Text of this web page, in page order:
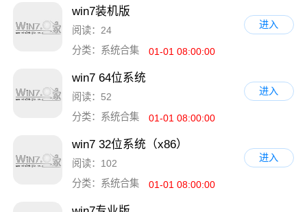
win7装机版
阅读：24
分类：系统合集
01-01 08:00:00
进入
win7 64位系统
阅读：52
分类：系统合集
01-01 08:00:00
进入
win7 32位系统（x86）
阅读：102
分类：系统合集
01-01 08:00:00
进入